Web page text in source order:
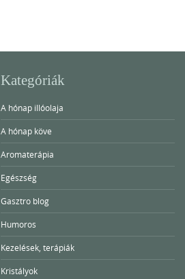
Kategóriák
A hónap illóolaja
A hónap köve
Aromaterápia
Egészség
Gasztro blog
Humoros
Kezelések, terápiák
Kristályok